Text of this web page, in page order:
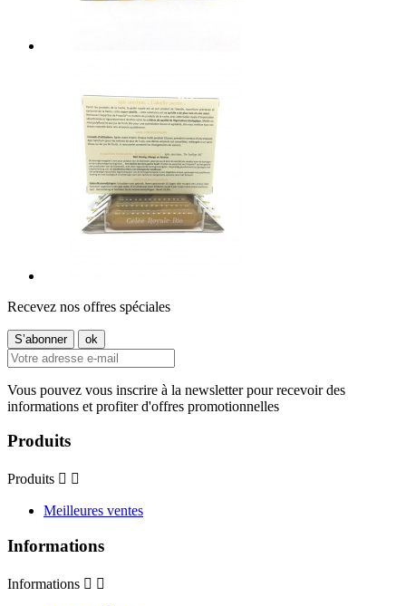
Recevez nos offres spéciales
Vous pouvez vous inscrire à la newsletter pour recevoir des
informations et profiter d'offres promotionnelles
Produits
Produits  
Meilleures ventes
Informations
Informations  